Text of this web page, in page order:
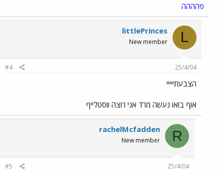
פהההה
L
littlePrinces
New member
25/4/04
#4
הצבעתייייי
אוף בואו נעשה מרד אני רוצה ווסטלייף
R
rachelMcfadden
New member
25/4/04
#5